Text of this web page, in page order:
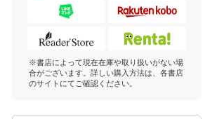
※書店によって現在在庫や取り扱いがない場
合がございます。詳しい購入方法は、各書店
のサイトにてご確認ください。